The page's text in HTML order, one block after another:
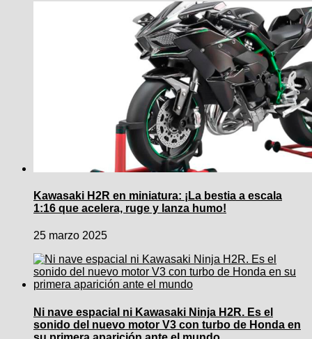
Kawasaki H2R en miniatura: ¡La bestia a escala
1:16 que acelera, ruge y lanza humo!
25 marzo 2025
Ni nave espacial ni Kawasaki Ninja H2R. Es el
sonido del nuevo motor V3 con turbo de Honda en